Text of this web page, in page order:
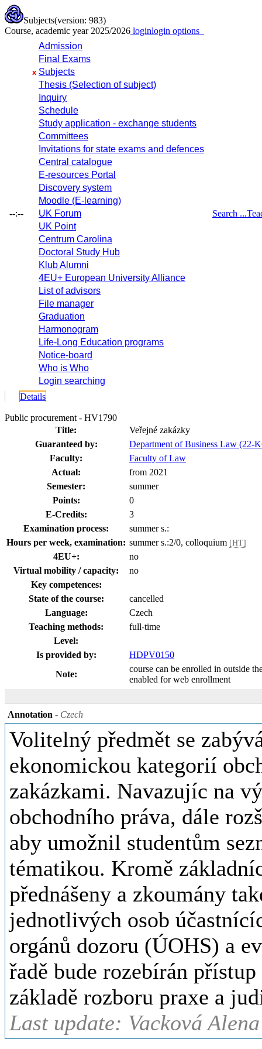
Subjects(version: 983)
Course, academic year 2025/2026 loginlogin options
--:--
Admission
Final Exams
x Subjects
Thesis (Selection of subject)
Inquiry
Schedule
Study application - exchange students
Committees
Invitations for state exams and defences
Central catalogue
E-resources Portal
Discovery system
Moodle (E-learning)
UK Forum
UK Point
Centrum Carolina
Doctoral Study Hub
Klub Alumni
4EU+ European University Alliance
List of advisors
File manager
Graduation
Harmonogram
Life-Long Education programs
Notice-board
Who is Who
Login searching
Search ...
Details
Public procurement - HV1790
Title:
Veřejné zakázky
Guaranteed by:
Department of Business Law (22-
Faculty:
Faculty of Law
Actual:
from 2021
Semester:
summer
Points:
0
E-Credits:
3
Examination process:
summer s.:
Hours per week, examination: summer s.:2/0, colloquium [HT]
4EU+:
no
Virtual mobility / capacity:
no
Key competences:
State of the course:
cancelled
Language:
Czech
Teaching methods:
full-time
Level:
Is provided by:
HDPV0150
Note:
course can be enrolled in outside
enabled for web enrollment
Annotation - Czech
Volitelný předmět se
ekonomickou kategorií
zakázkami. Navazujíc na
obchodního práva, dále
aby umožnil studentům
tématikou. Kromě
přednášeny a zkoumány
jednotlivých osob
orgánů dozoru (ÚOHS) a
řadě bude rozebírán
základě rozboru praxe a
Last update: Vacková